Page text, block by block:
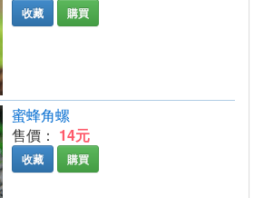
收藏 購買
蜜蜂角螺
售價： 14元
收藏 購買